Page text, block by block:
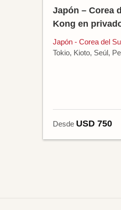
Japón – Corea
Kong en
Japón - Corea del
Tokio, Kioto, Seúl,
Desde USD 750